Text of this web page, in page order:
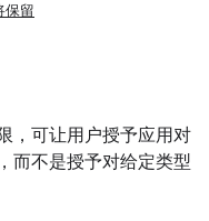
保留
，可让用户授予应用对
而不是授予对给定类型